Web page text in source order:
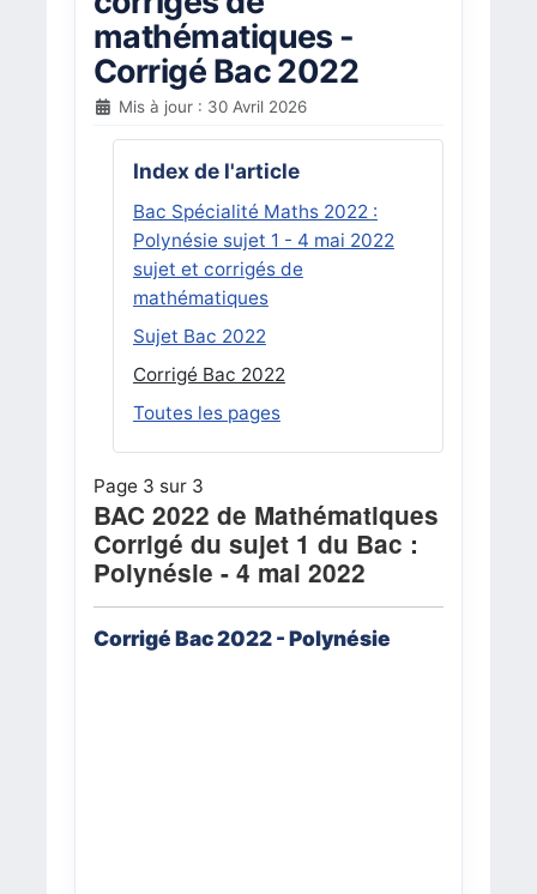
mathématiques -
Corrigé Bac 2022
Mis à jour : 30 Avril 2026
Index de l'article
Bac Spécialité Maths 2022 :
Polynésie sujet 1 - 4 mai 2022
sujet et corrigés de
mathématiques
Sujet Bac 2022
Corrigé Bac 2022
Toutes les pages
Page 3 sur 3
BAC 2022 de Mathématiques
Corrigé du sujet 1 du Bac :
Polynésie - 4 mai 2022
Corrigé Bac 2022 - Polynésie